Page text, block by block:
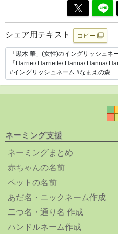
シェア用テキスト コピー
ネーミング支援
ネーミングまとめ
赤ちゃんの名前
ペットの名前
あだ名・ニックネーム作成
二つ名・通り名 作成
ハンドルネーム作成